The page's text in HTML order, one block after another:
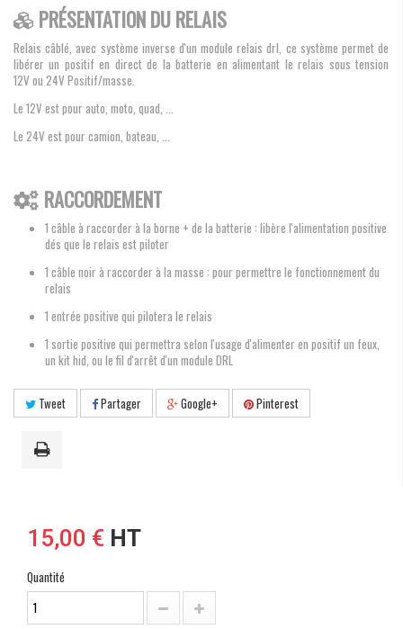
PRÉSENTATION DU RELAIS
Relais câblé, avec système inverse d'un module relais drl, ce système permet de
libérer un positif en direct de la batterie en alimentant le relais sous tension
12V ou 24V Positif/masse.
Le 12V est pour auto, moto, quad, ...
Le 24V est pour camion, bateau, ...
RACCORDEMENT
1 câble à raccorder à la borne + de la batterie : libère l'alimentation positive
dés que le relais est piloter
1 câble noir à raccorder à la masse : pour permettre le fonctionnement du
relais
1 entrée positive qui pilotera le relais
1 sortie positive qui permettra selon l'usage d'alimenter en positif un feux,
un kit hid, ou le fil d'arrêt d'un module DRL
Tweet Partager Google+ Pinterest
15,00 € HT
Quantité